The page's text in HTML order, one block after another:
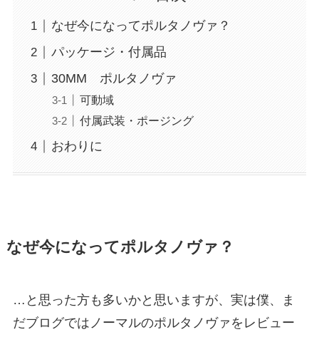
なぜ今になってポルタノヴァ？
パッケージ・付属品
30MM ポルタノヴァ
可動域
付属武装・ポージング
おわりに
なぜ今になってポルタノヴァ？
…と思った方も多いかと思いますが、実は僕、ま
だブログではノーマルのポルタノヴァをレビュー